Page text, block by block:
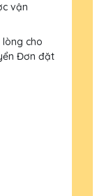
vận
cho
Đơn đặt